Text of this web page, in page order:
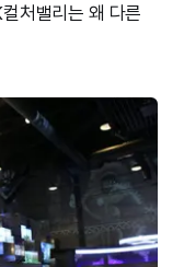
처밸리는 왜 다른